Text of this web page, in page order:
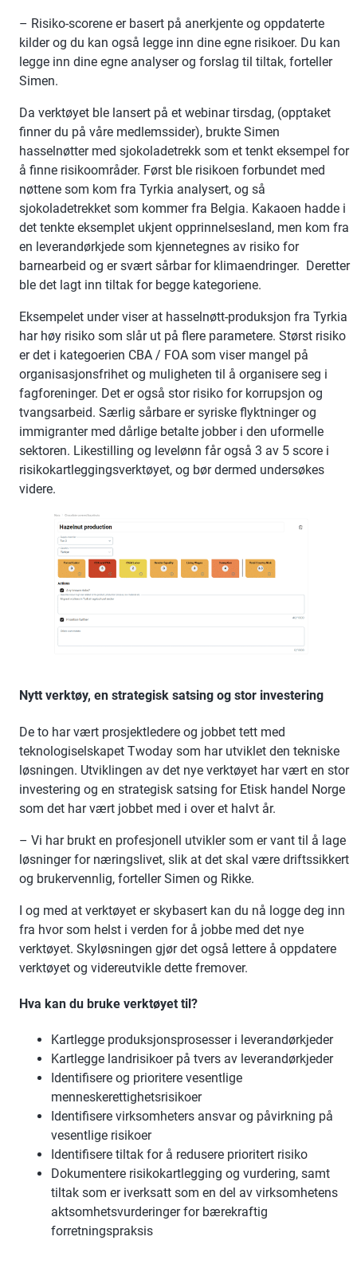
– Risiko-scorene er basert på anerkjente og oppdaterte
kilder og du kan også legge inn dine egne risikoer. Du kan
legge inn dine egne analyser og forslag til tiltak, forteller
Simen.
Da verktøyet ble lansert på et webinar tirsdag, (opptaket
finner du på våre medlemssider), brukte Simen
hasselnøtter med sjokoladetrekk som et tenkt eksempel for
å finne risikoområder. Først ble risikoen forbundet med
nøttene som kom fra Tyrkia analysert, og så
sjokoladetrekket som kommer fra Belgia. Kakaoen hadde i
det tenkte eksemplet ukjent opprinnelsesland, men kom fra
en leverandørkjede som kjennetegnes av risiko for
barnearbeid og er svært sårbar for klimaendringer. Deretter
ble det lagt inn tiltak for begge kategoriene.
Eksempelet under viser at hasselnøtt-produksjon fra Tyrkia
har høy risiko som slår ut på flere parametere. Størst risiko
er det i kategoerien CBA / FOA som viser mangel på
organisasjonsfrihet og muligheten til å organisere seg i
fagforeninger. Det er også stor risiko for korrupsjon og
tvangsarbeid. Særlig sårbare er syriske flyktninger og
immigranter med dårlige betalte jobber i den uformelle
sektoren. Likestilling og levelønn får også 3 av 5 score i
risikokartleggingsverktøyet, og bør dermed undersøkes
videre.
Nytt verktøy, en strategisk satsing og stor investering
De to har vært prosjektledere og jobbet tett med
teknologiselskapet Twoday som har utviklet den tekniske
løsningen. Utviklingen av det nye verktøyet har vært en stor
investering og en strategisk satsing for Etisk handel Norge
som det har vært jobbet med i over et halvt år.
– Vi har brukt en profesjonell utvikler som er vant til å lage
løsninger for næringslivet, slik at det skal være driftssikkert
og brukervennlig, forteller Simen og Rikke.
I og med at verktøyet er skybasert kan du nå logge deg inn
fra hvor som helst i verden for å jobbe med det nye
verktøyet. Skyløsningen gjør det også lettere å oppdatere
verktøyet og videreutvikle dette fremover.
Hva kan du bruke verktøyet til?
Kartlegge produksjonsprosesser i leverandørkjeder ​
Kartlegge landrisikoer på tvers av leverandørkjeder ​
Identifisere og prioritere vesentlige
menneskerettighetsrisikoer​
Identifisere virksomheters ansvar og påvirkning på
vesentlige risikoer​
Identifisere tiltak for å redusere prioritert risiko​
Dokumentere risikokartlegging og vurdering, samt
tiltak som er iverksatt som en del av virksomhetens
aktsomhetsvurderinger for bærekraftig
forretningspraksis ​